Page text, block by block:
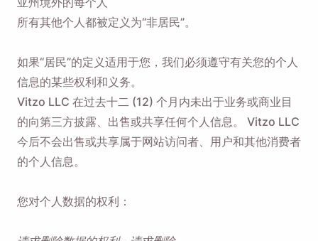
所有其他个人都被定义为“非居民”。
如果“居民”的定义适用于您，我们必须遵守有关您的个人
信息的某些权利和义务。
Vitzo LLC 在过去十二 (12) 个月内未出于业务或商业目
的向第三方披露、出售或共享任何个人信息。 Vitzo LLC
今后不会出售或共享属于网站访问者、用户和其他消费者
的个人信息。
您对个人数据的权利：